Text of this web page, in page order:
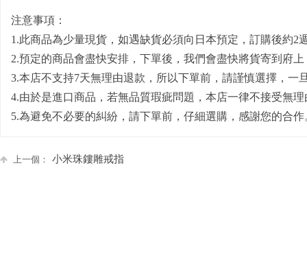
注意事項：
1.此商品為少量現貨，如遇缺貨必須向日本預定，訂購後約2
2.預定的商品會盡快安排，下單後，我們會盡快將貨寄到府
3.本店不支持7天無理由退款，所以下單前，請謹慎選擇，一
4.由於是進口商品，若無品質瑕疵問題，本店一律不接受無
5.為避免不必要的糾紛，請下單前，仔細選購，感謝您的合作
上一個： 小米珠鏤雕戒指